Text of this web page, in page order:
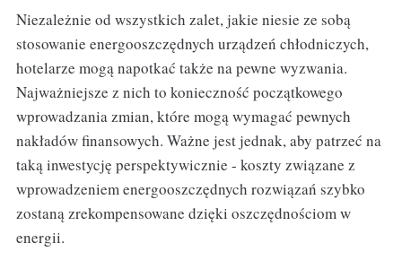
Niezależnie od wszystkich zalet, jakie niesie ze sobą
stosowanie energooszczędnych urządzeń chłodniczych,
hotelarze mogą napotkać także na pewne wyzwania.
Najważniejsze z nich to konieczność początkowego
wprowadzania zmian, które mogą wymagać pewnych
nakładów finansowych. Ważne jest jednak, aby patrzeć na
taką inwestycję perspektywicznie - koszty związane z
wprowadzeniem energooszczędnych rozwiązań szybko
zostaną zrekompensowane dzięki oszczędnościom w
energii.